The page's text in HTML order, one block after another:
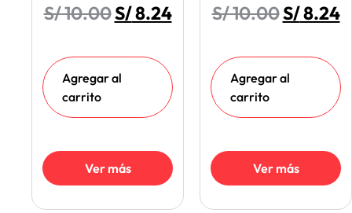
S/10.00S/8.24
Agregar al
carrito
Ver más
S/10.00S/8.24
Agregar al
carrito
Ver más